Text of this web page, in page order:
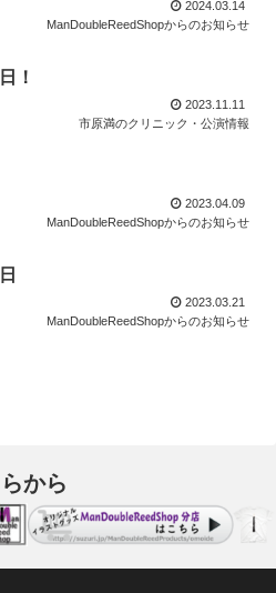
2024.03.14
ManDoubleReedShopからのお知らせ
！
2023.11.11
市原満のクリニック・公演情報
2023.04.09
ManDoubleReedShopからのお知らせ
2023.03.21
ManDoubleReedShopからのお知らせ
から